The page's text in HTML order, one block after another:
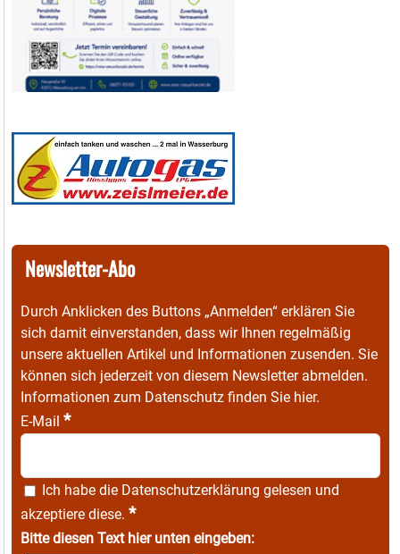
Newsletter-Abo
Durch Anklicken des Buttons „Anmelden“ erklären Sie
sich damit einverstanden, dass wir Ihnen regelmäßig
unsere aktuellen Artikel und Informationen zusenden. Sie
können sich jederzeit von diesem Newsletter abmelden.
Informationen zum Datenschutz finden Sie hier.
E-Mail *
Ich habe die Datenschutzerklärung gelesen und
akzeptiere diese. *
Bitte diesen Text hier unten eingeben: